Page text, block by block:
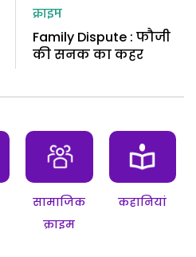
क्राइम
Family Dispute : फौजी
की सनक का कहर
सामाजिक
क्राइम
कहानियां